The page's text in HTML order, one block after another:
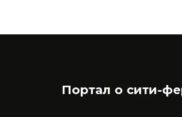
Портал о сити-